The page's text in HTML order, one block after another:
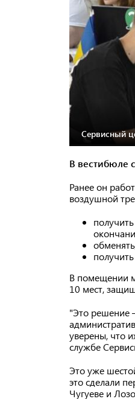
Сервисный
В вестибюле
Ранее он
воздушной
В помещении
10 мест,
"Это решение
уверены, что
службе
Это уже
это сделали
Чугуеве и